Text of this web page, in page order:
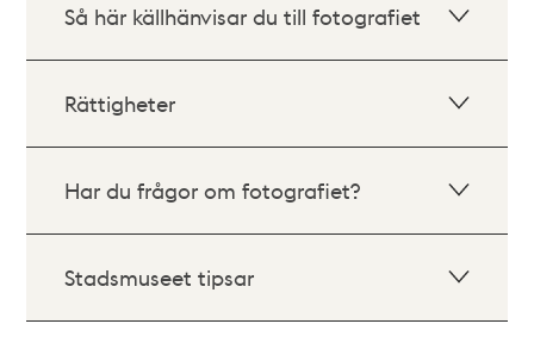
Så här källhänvisar du till fotografiet
Rättigheter
Har du frågor om fotografiet?
Stadsmuseet tipsar